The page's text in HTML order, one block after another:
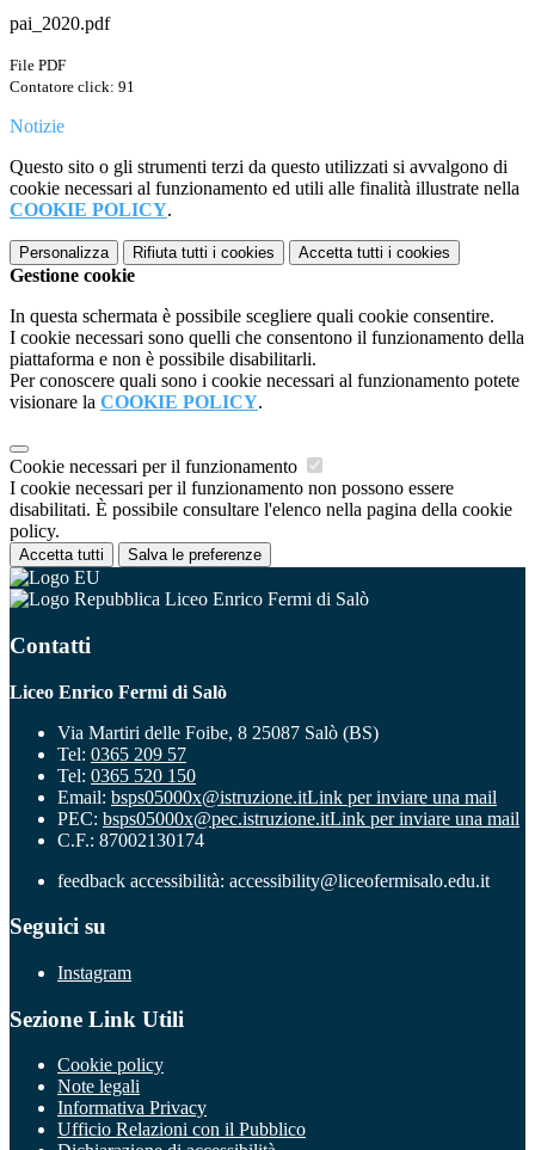
pai_2020.pdf
File PDF
Contatore click: 91
Notizie
Questo sito o gli strumenti terzi da questo utilizzati si avvalgono di
cookie necessari al funzionamento ed utili alle finalità illustrate nella
COOKIE POLICY.
Personalizza Rifiuta tutti i cookies Accetta tutti i cookies
Gestione cookie
In questa schermata è possibile scegliere quali cookie consentire.
I cookie necessari sono quelli che consentono il funzionamento della
piattaforma e non è possibile disabilitarli.
Per conoscere quali sono i cookie necessari al funzionamento potete
visionare la COOKIE POLICY.
Cookie necessari per il funzionamento
I cookie necessari per il funzionamento non possono essere
disabilitati. È possibile consultare l'elenco nella pagina della cookie
policy.
Accetta tutti Salva le preferenze
Liceo Enrico Fermi di Salò
Contatti
Liceo Enrico Fermi di Salò
Via Martiri delle Foibe, 8 25087 Salò (BS)
Tel: 0365 209 57
Tel: 0365 520 150
Email: bsps05000x@istruzione.itLink per inviare una mail
PEC: bsps05000x@pec.istruzione.itLink per inviare una mail
C.F.: 87002130174
feedback accessibilità: accessibility@liceofermisalo.edu.it
Seguici su
Instagram
Sezione Link Utili
Cookie policy
Note legali
Informativa Privacy
Ufficio Relazioni con il Pubblico